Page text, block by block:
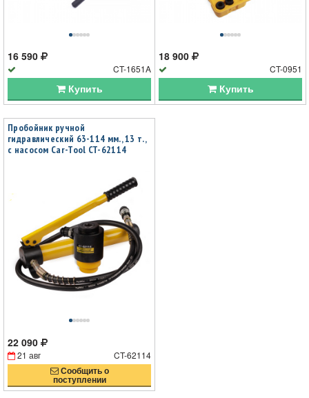
16 590
CT-1651A
Купить
18 900
CT-0951
Купить
Пробойник ручной
гидравлический 63-114 мм., 13 т.,
с насосом Car-Tool CT-62114
22 090
21 авг CT-62114
Сообщить о
поступлении